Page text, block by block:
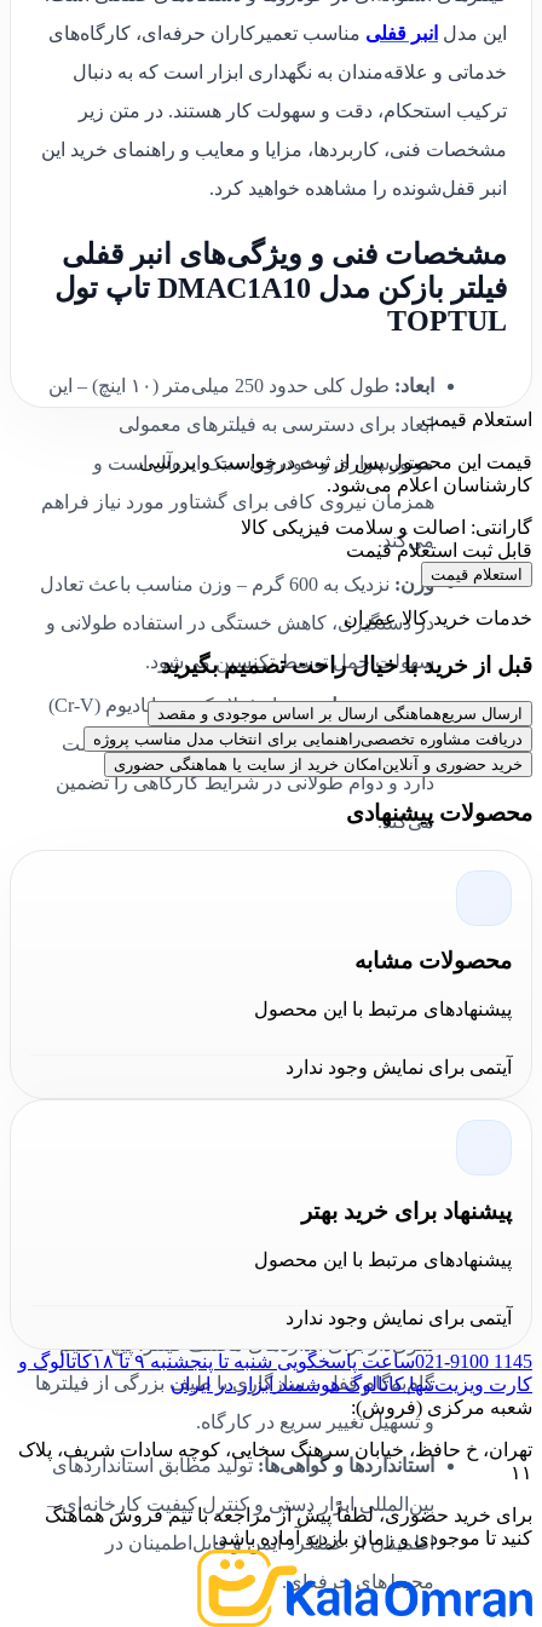
این مدل انبر قفلی مناسب تعمیرکاران حرفه‌ای، کارگاه‌های
خدماتی و علاقه‌مندان به نگهداری ابزار است که به دنبال
ترکیب استحکام، دقت و سهولت کار هستند. در متن زیر
مشخصات فنی، کاربردها، مزایا و معایب و راهنمای خرید این
انبر قفل‌شونده را مشاهده خواهید کرد.
مشخصات فنی و ویژگی‌های انبر قفلی
فیلتر بازکن مدل DMAC1A10 تاپ تول
TOPTUL
ابعاد:
طول کلی حدود 250 میلی‌متر (۱۰ اینچ) – این
ابعاد برای دسترسی به فیلترهای معمولی
موتورسواری و خودروی سبک ایده‌آل است و
همزمان نیروی کافی برای گشتاور مورد نیاز فراهم
می‌کند.
وزن:
نزدیک به 600 گرم – وزن مناسب باعث تعادل
در دستگیری، کاهش خستگی در استفاده طولانی و
سهولت حمل توسط تکنسین می‌شود.
جنس محصول:
بدنه از فولاد کروم-وانادیوم (Cr-V)
– این آلیاژ مقاومت بالا در برابر خمش و شکست
دارد و دوام طولانی در شرایط کارگاهی را تضمین
می‌کند.
قابل تنظیم – طراحی دسته باعث افزایش کنترل و
کاهش سرخوردن می‌شود و مکانیزم قفل امکان
قفل‌کردن فشار روی فیلتر بدون نیاز به نیروی
کنترل‌شده – فرآیندهای صنعتی که به مقاومت،
یکنواختی ساخت و عمر مفید بالاتر می‌انجامد.
امکانات و ابزار جانبی:
گام‌به‌گام قفل – سازگاری با طیف بزرگی از فیلترها
و تسهیل تغییر سریع در کارگاه.
استانداردها و گواهی‌ها: تولید مطابق استانداردهای
بین‌المللی ابزار دستی و کنترل کیفیت کارخانه‌ای –
اطمینان از عملکرد ایمن و قابل‌اطمینان در
محیط‌های حرفه‌ای.
استعلام قیمت
قیمت این محصول پس از ثبت درخواست و بررسی
کارشناسان اعلام می‌شود.
گارانتی: اصالت و سلامت فیزیکی کالا
قابل ثبت استعلام قیمت
استعلام قیمت
خدمات خرید کالا عمران
قبل از خرید با خیال راحت تصمیم بگیرید
ارسال سریعهماهنگی ارسال بر اساس موجودی و مقصد
دریافت مشاوره تخصصیراهنمایی برای انتخاب مدل مناسب پروژه
خرید حضوری و آنلاین امکان خرید از سایت یا هماهنگی حضوری
محصولات پیشنهادی
محصولات مشابه
پیشنهادهای مرتبط با این محصول
آیتمی برای نمایش وجود ندارد
پیشنهاد برای خرید بهتر
پیشنهادهای مرتبط با این محصول
آیتمی برای نمایش وجود ندارد
021-9100 1145ساعت پاسخگویی شنبه تا پنجشنبه ۹ تا ۱۸
کاتالوگ و
کارت ویزیتتنها کاتالوگ هوشمند ابزار در ایران
شعبه مرکزی (فروش):
تهران، خ حافظ، خیابان سرهنگ سخایی، کوچه سادات شریف، پلاک
۱۱
برای خرید حضوری، لطفاً پیش از مراجعه با تیم فروش هماهنگ
کنید تا موجودی و زمان بازدید آماده باشد.